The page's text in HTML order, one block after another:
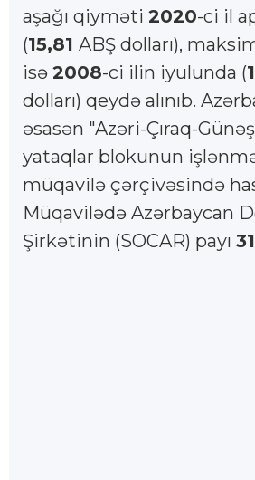
aşağı qiyməti 2020-ci il
(15,81 ABŞ dolları),
isə 2008-ci ilin iyulunda (
dolları) qeydə alınıb.
əsasən "Azəri-Çıraq-
yataqlar blokunun
müqavilə çərçivəsində
Müqavilədə Azərbaycan
Şirkətinin (SOCAR) payı